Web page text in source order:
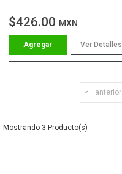
$426.00 MXN
Ver Detalles
anterior
3